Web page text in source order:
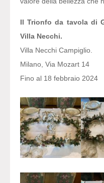
Il Trionfo da tavola di
Villa Necchi.
Villa Necchi Campiglio.
Milano, Via Mozart 14
Fino al 18 febbraio 2024